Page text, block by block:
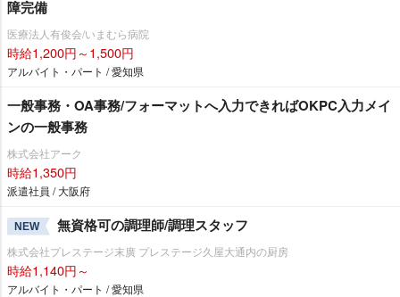
障完備
医療法人有俊会/いまむら病院
時給1,200円～1,500円
アルバイト・パート / 愛知県
一般事務・OA事務/フォーマットへ入力できればOKPC入力メイ
ンの一般事務
株式会社アーク
時給1,350円
派遣社員 / 大阪府
NEW 無資格可の調理師/調理スタッフ
株式会社プレステージ末廣 プレステージ久屋大通内の厨房
時給1,140円～
アルバイト・パート / 愛知県